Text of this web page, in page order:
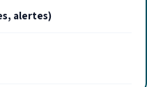
alertes)